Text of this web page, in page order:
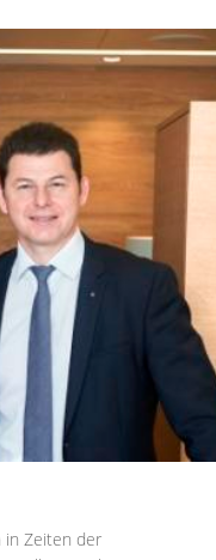
in Zeiten der